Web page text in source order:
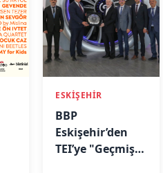
ESKİŞEHİR
BBP
Eskişehir’den
TEI’ye "Geçmiş